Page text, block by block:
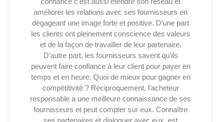
améliorer les relations avec ses fournisseurs en
dégageant une image forte et positive. D’une part
les clients ont pleinement conscience des valeurs
et de la façon de travailler de leur partenaire.
D’autre part, les fournisseurs savent qu’ils
peuvent faire confiance à leur client pour payer en
temps et en heure. Quoi de mieux pour gagner en
compétitivité ? Réciproquement, l’acheteur
responsable a une meilleure connaissance de ses
fournisseurs et peut compter sur eux. Connaître
ses partenaires et dialoguer avec eux, est